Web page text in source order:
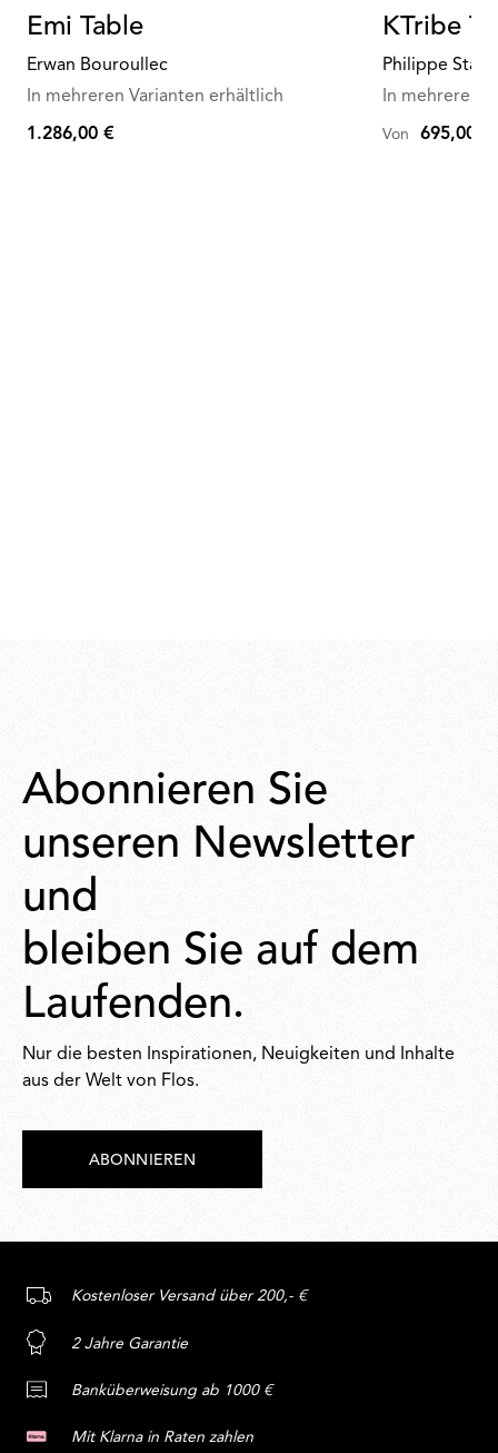
Emi Table
Erwan Bouroullec
In mehreren Varianten erhältlich
1.286,00
1.286,00 €
KTribe
Philippe
In mehreren
Von 695,00 €
Abonnieren Sie
unseren Newsletter
und
bleiben Sie auf dem
Laufenden.
Nur die besten Inspirationen, Neuigkeiten und Inhalte
aus der Welt von Flos.
ABONNIEREN
Kostenloser Versand über 200,- €
2 Jahre Garantie
Banküberweisung ab 1000 €
Mit Klarna in Raten zahlen